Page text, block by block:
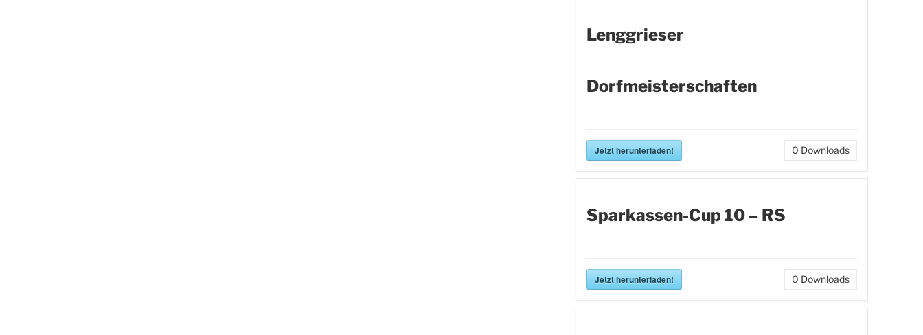
Lenggrieser
Dorfmeisterschaften
Jetzt herunterladen! 0 Downloads
Sparkassen-Cup 10 – RS
Jetzt herunterladen! 0 Downloads